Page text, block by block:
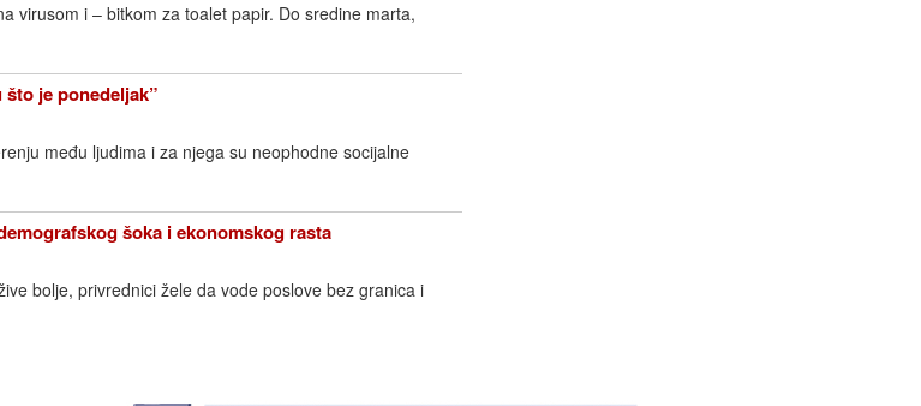
virusom i – bitkom za toalet papir. Do sredine marta,
je ponedeljak”
među ljudima i za njega su neophodne socijalne
šoka i ekonomskog rasta
bolje, privrednici žele da vode poslove bez granica i